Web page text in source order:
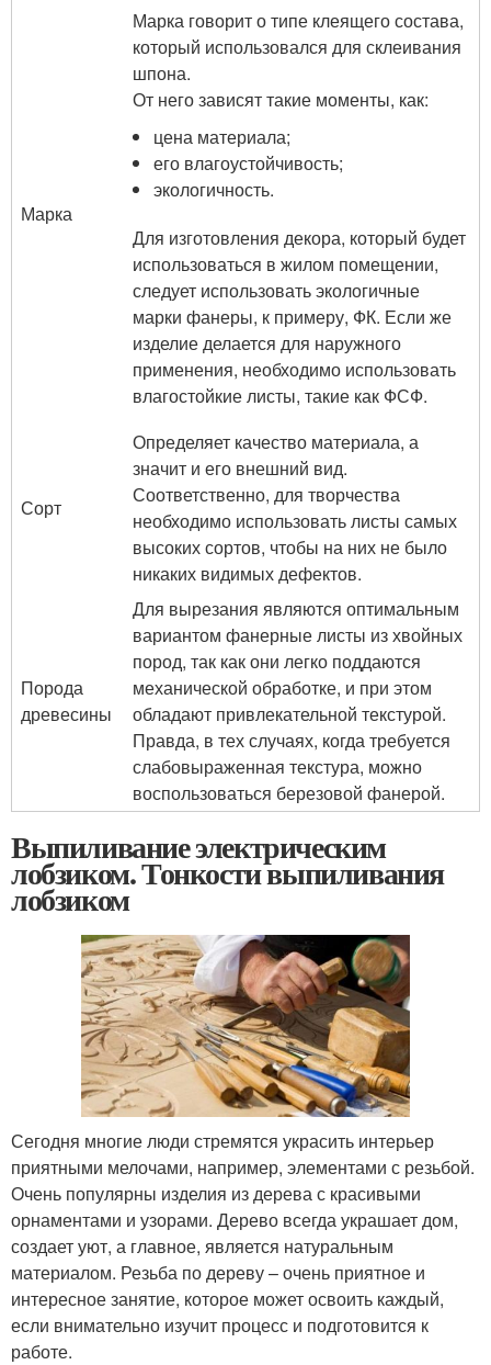
Марка
Марка говорит о типе клеящего состава,
который использовался для склеивания
шпона.
От него зависят такие моменты, как:
цена материала;
его влагоустойчивость;
экологичность.
Для изготовления декора, который будет
использоваться в жилом помещении,
следует использовать экологичные
марки фанеры, к примеру, ФК. Если же
изделие делается для наружного
применения, необходимо использовать
влагостойкие листы, такие как ФСФ.
Сорт
Определяет качество материала, а
значит и его внешний вид.
Соответственно, для творчества
необходимо использовать листы самых
высоких сортов, чтобы на них не было
никаких видимых дефектов.
Порода
древесины
Для вырезания являются оптимальным
вариантом фанерные листы из хвойных
пород, так как они легко поддаются
механической обработке, и при этом
обладают привлекательной текстурой.
Правда, в тех случаях, когда требуется
слабовыраженная текстура, можно
воспользоваться березовой фанерой.
Выпиливание электрическим
лобзиком. Тонкости выпиливания
лобзиком
Сегодня многие люди стремятся украсить интерьер
приятными мелочами, например, элементами с резьбой.
Очень популярны изделия из дерева с красивыми
орнаментами и узорами. Дерево всегда украшает дом,
создает уют, а главное, является натуральным
материалом. Резьба по дереву – очень приятное и
интересное занятие, которое может освоить каждый,
если внимательно изучит процесс и подготовится к
работе.